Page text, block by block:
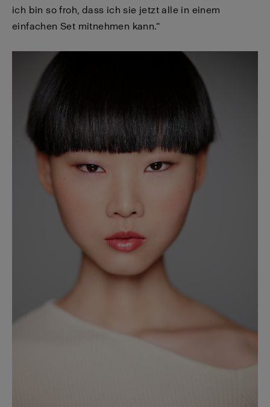
ich bin so froh, dass ich sie jetzt alle in einem
einfachen Set mitnehmen kann.“